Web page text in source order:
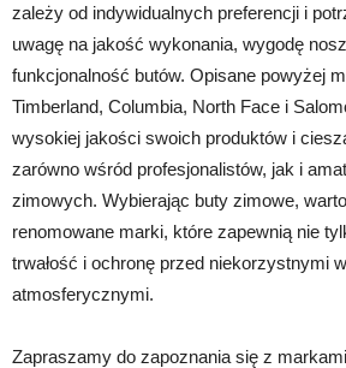
zależy od indywidualnych preferencji i
uwagę na jakość wykonania, wygodę
funkcjonalność butów. Opisane powyżej
Timberland, Columbia, North Face i
wysokiej jakości swoich produktów i
zarówno wśród profesjonalistów, jak i
zimowych. Wybierając buty zimowe,
renomowane marki, które zapewnią nie
trwałość i ochronę przed niekorzystnymi
atmosferycznymi.
Zapraszamy do zapoznania się z